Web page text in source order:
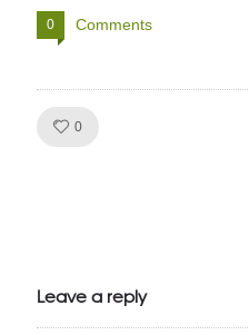
0 Comments
0
Leave a reply